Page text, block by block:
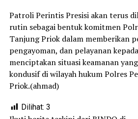
Patroli Perintis Presisi akan terus
rutin sebagai bentuk komitmen
Tanjung Priok dalam memberikan
pengayoman, dan pelayanan
menciptakan situasi keamanan
kondusif di wilayah hukum Polres
Priok.(ahmad)
Dilihat: 3